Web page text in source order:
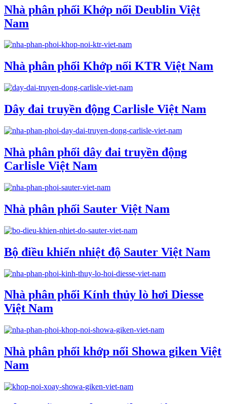
Nhà phân phối Khớp nối Deublin Việt
Nam
Nhà phân phối Khớp nối KTR Việt Nam
Dây đai truyền động Carlisle Việt Nam
Nhà phân phối dây đai truyền động
Carlisle Việt Nam
Nhà phân phối Sauter Việt Nam
Bộ điều khiển nhiệt độ Sauter Việt Nam
Nhà phân phối Kính thủy lò hơi Diesse
Việt Nam
Nhà phân phối khớp nối Showa giken Việt
Nam